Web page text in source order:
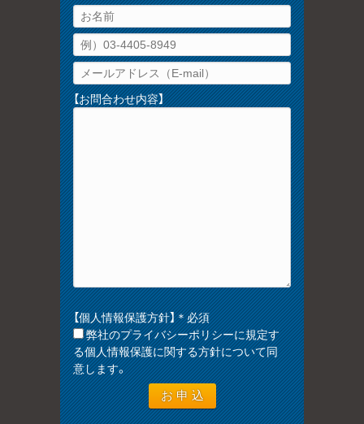
【お問合わせ内容】
【個人情報保護方針】＊必須
弊社のプライバシーポリシーに規定す
る個人情報保護に関する方針について同
意します。